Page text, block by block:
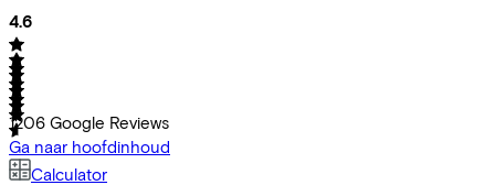
4.6
1206 Google Reviews
Ga naar hoofdinhoud
Calculator